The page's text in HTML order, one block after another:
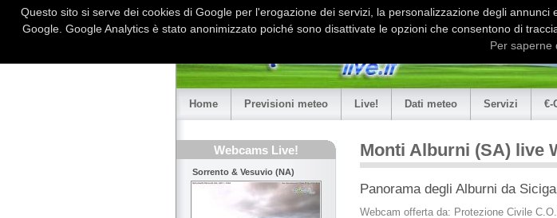
Home Previsioni meteo Live! Dati meteo Servizi €-
Webcams Live!
Sorrento & Vesuvio (NA)
Monti Alburni (SA) live
Panorama degli Alburni da
Webcam offerta da: Protezione Civile
Questo sito si serve dei cookies di Google per l'erogazione dei servizi, la personalizzazione degli
Google. Google Analytics è stato anonimizzato poiché sono disattivate le opzioni che consentono di
Per saperne